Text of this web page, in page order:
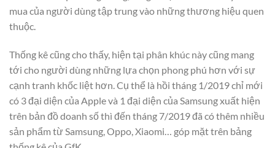
mua của người dùng tập trung vào những thương hiệu quen
thuộc.
Thống kê cũng cho thấy, hiện tại phân khúc này cũng mang
tới cho người dùng những lựa chọn phong phú hơn với sự
cạnh tranh khốc liệt hơn. Cụ thể là hồi tháng 1/2019 chỉ mới
có 3 đại diện của Apple và 1 đại diện của Samsung xuất hiện
trên bản đồ doanh số thì đến tháng 7/2019 đã có thêm nhiều
sản phẩm từ Samsung, Oppo, Xiaomi… góp mặt trên bảng